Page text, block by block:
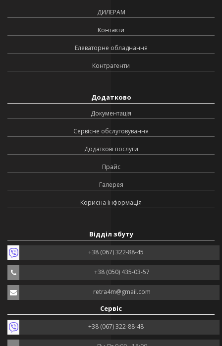
ДИЛЕРАМ
Контакти
Елеваторне обладнання
Контрагенти
Додатково
Документація
Сервісне обслуговування
Додаткові послуги
Прайс
Галерея
Корисна інформація
Відділ збуту
+38 (067) 322-88-45
+38 (050) 435-03-57
retra4m@gmail.com
Сервіс
+38 (067) 322-88-48